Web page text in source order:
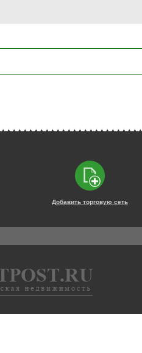
Добавить торговую сеть